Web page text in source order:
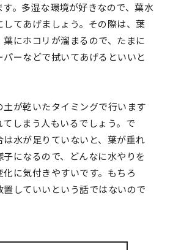
。多湿な環境が好きなので、葉水
してあげましょう。その際は、葉
にホコリが溜まるので、たまに
ーなどで拭いてあげるといいと
土が乾いたタイミングで行います
しまう人もいるでしょう。で
水が足りていないと、葉が垂れ
になるので、どんなに水やりを
に気付きやすいです。もちろ
していいという話ではないので